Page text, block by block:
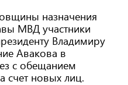
назначения
МВД участники
Владимиру
Авакова в
с обещанием
счет новых лиц.